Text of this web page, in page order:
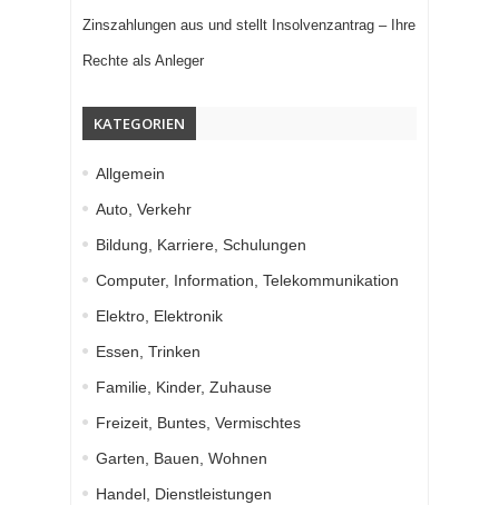
Zinszahlungen aus und stellt Insolvenzantrag – Ihre
Rechte als Anleger
KATEGORIEN
Allgemein
Auto, Verkehr
Bildung, Karriere, Schulungen
Computer, Information, Telekommunikation
Elektro, Elektronik
Essen, Trinken
Familie, Kinder, Zuhause
Freizeit, Buntes, Vermischtes
Garten, Bauen, Wohnen
Handel, Dienstleistungen